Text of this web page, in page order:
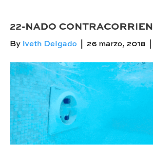
22-NADO
By Iveth Delgado 26 marzo, 2018